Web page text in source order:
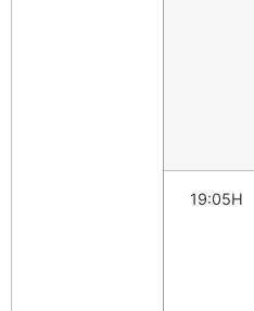
19:05H